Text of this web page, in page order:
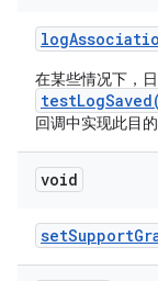
log
在某些情况下，
回调中实现此目的
void
setSupport